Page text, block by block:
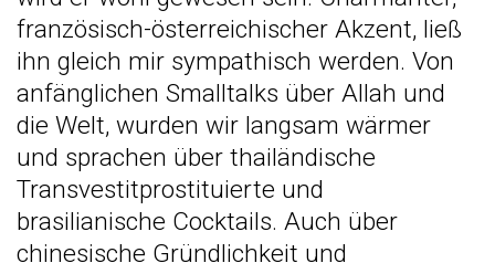
französisch-österreichischer Akzent, ließ
ihn gleich mir sympathisch werden. Von
anfänglichen Smalltalks über Allah und
die Welt, wurden wir langsam wärmer
und sprachen über thailändische
Transvestitprostituierte und
brasilianische Cocktails. Auch über
chinesische Gründlichkeit und